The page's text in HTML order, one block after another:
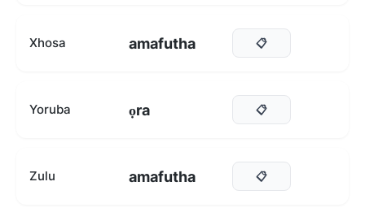
Xhosa amafutha 📋
Yoruba ọra 📋
Zulu amafutha 📋